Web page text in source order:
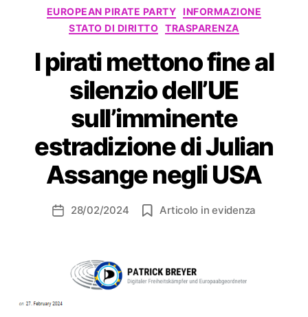
Categorie
EUROPEAN PIRATE PARTY
INFORMAZIONE
STATO DI DIRITTO
TRASPARENZA
I pirati mettono fine al
silenzio dell’UE
sull’imminente
estradizione di Julian
Assange negli USA
Data28/02/2024 Articolo in evidenza